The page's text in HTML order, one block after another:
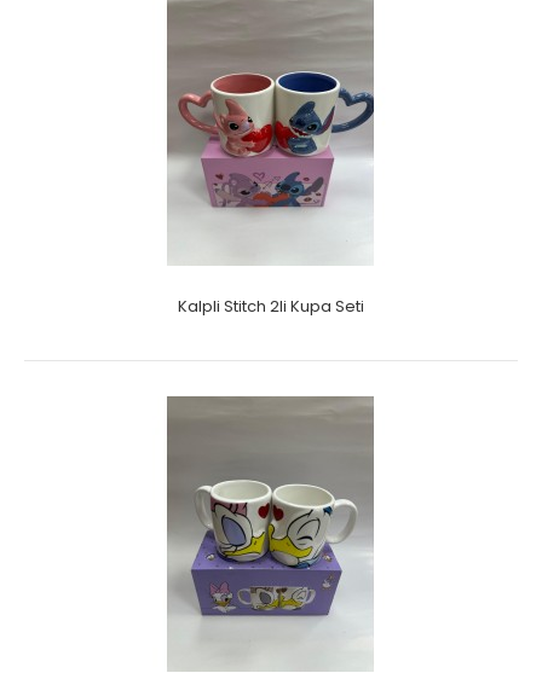
Kalpli Stitch 2li Kupa Seti